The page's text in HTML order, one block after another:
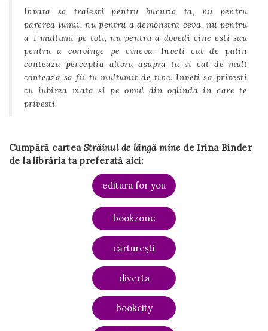
Invata sa traiesti pentru bucuria ta, nu pentru
parerea lumii, nu pentru a demonstra ceva, nu pentru
a-I multumi pe toti, nu pentru a dovedi cine esti sau
pentru a convinge pe cineva. Inveti cat de putin
conteaza perceptia altora asupra ta si cat de mult
conteaza sa fii tu multumit de tine. Inveti sa privesti
cu iubirea viata si pe omul din oglinda in care te
privesti.
Cumpără cartea Străinul de lângă mine de Irina Binder
de la librăria ta preferată aici:
editura for you
bookzone
cărturești
diverta
bookcity